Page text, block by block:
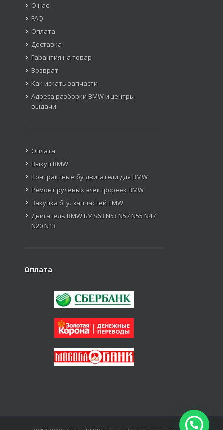
Разборка BMW Сызрань
О нас
FAQ
Оплата
Доставка
Гарантия на товар
Возврат
Как искать запчасти
Адреса разборки BMW и центры
выдачи.
Оплата
Выкуп BMW
Контрактные бу двигатели для BMW
Ремонт рулевых электрореек BMW
Закупка б. у. запчастей BMW
Двигатель BMW БУ S63 N63 N57 N55 N47
N20 N13
Оплата